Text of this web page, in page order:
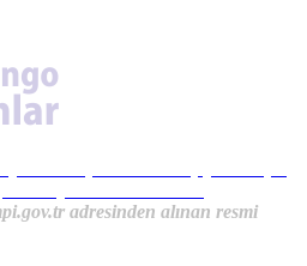
adresinden alınan resmi